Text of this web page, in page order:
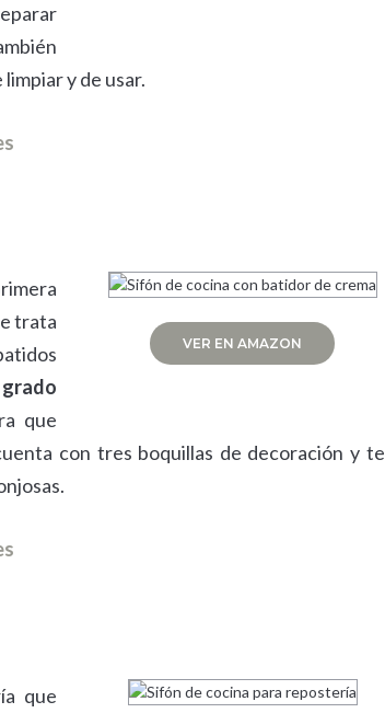
y de usar.
VER EN AMAZON
trata
que
con tres boquillas de decoración y te
que